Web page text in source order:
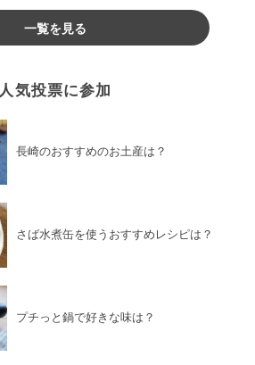
一覧を見る
人気投票に参加
長崎のおすすめのお土産は？
さば水煮缶を使うおすすめレシピは？
プチっと鍋で好きな味は？